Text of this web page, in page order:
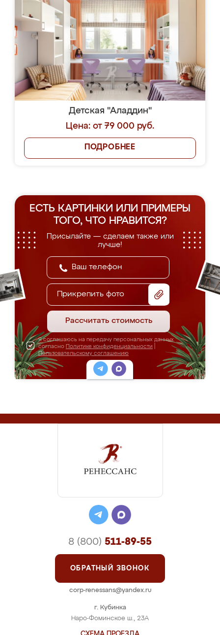
Детская "Аладдин"
Цена: от 79 000 руб.
ПОДРОБНЕЕ
ЕСТЬ КАРТИНКИ ИЛИ ПРИМЕРЫ
ТОГО, ЧТО НРАВИТСЯ?
Присылайте — сделаем также или
лучше!
Прикрепить фото
Рассчитать стоимость
Я соглашаюсь на передачу персональных данных
согласно Политике конфиденциальности
Пользовательскому соглашению
г. Кубинка
Наро-Фоминское ш., 23А
8 (800) 511-89-55
ОБРАТНЫЙ ЗВОНОК
corp-renessans@yandex.ru